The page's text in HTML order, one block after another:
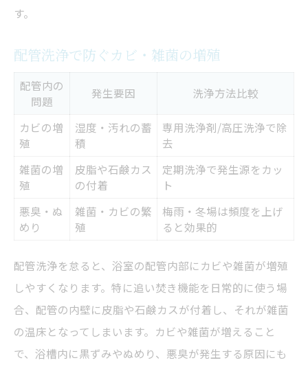
す。
配管洗浄で防ぐカビ・雑菌の増殖
配管内の
問題
発生要因 洗浄方法比較
カビの増
殖
湿度・汚れの蓄
積
専用洗浄剤/高圧洗浄で除
去
雑菌の増
殖
皮脂や石鹸カス
の付着
定期洗浄で発生源をカッ
ト
悪臭・ぬ
めり
雑菌・カビの繁
殖
梅雨・冬場は頻度を上げ
ると効果的
配管洗浄を怠ると、浴室の配管内部にカビや雑菌が増殖
しやすくなります。特に追い焚き機能を日常的に使う場
合、配管の内壁に皮脂や石鹸カスが付着し、それが雑菌
の温床となってしまいます。カビや雑菌が増えること
で、浴槽内に黒ずみやぬめり、悪臭が発生する原因にも